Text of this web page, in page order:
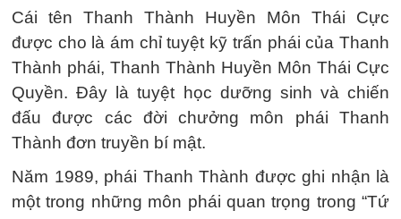
Cái tên Thanh Thành Huyền Môn Thái Cực
được cho là ám chỉ tuyệt kỹ trấn phái của Thanh
Thành phái, Thanh Thành Huyền Môn Thái Cực
Quyền. Đây là tuyệt học dưỡng sinh và chiến
đấu được các đời chưởng môn phái Thanh
Thành đơn truyền bí mật.
Năm 1989, phái Thanh Thành được ghi nhận là
một trong những môn phái quan trọng trong “Tứ